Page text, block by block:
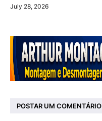
July 28, 2026
POSTAR UM COMENTÁRIO